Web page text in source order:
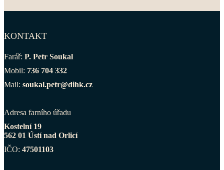
KONTAKT
Farář: P. Petr Soukal
Mobil: 736 704 332
Mail: soukal.petr@dihk.cz
Adresa farního úřadu
Kostelní 19
562 01 Ústí nad Orlicí
IČO: 47501103